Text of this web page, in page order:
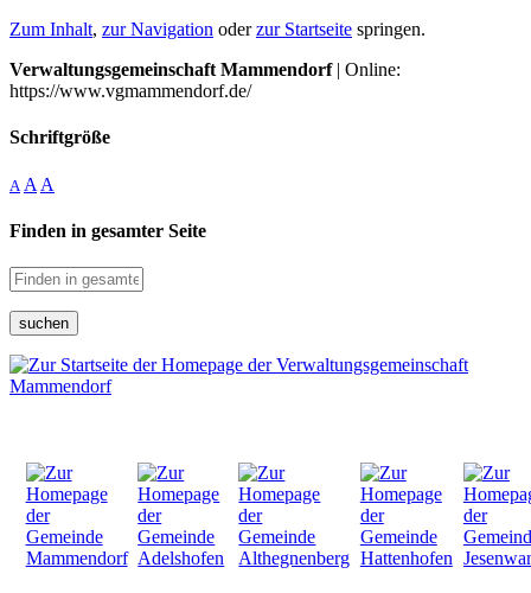
Zum Inhalt, zur Navigation oderzur Startseite springen.
Verwaltungsgemeinschaft Mammendorf| Online:
https://www.vgmammendorf.de/
Schriftgröße
A A A
Finden in gesamter Seite
suchen